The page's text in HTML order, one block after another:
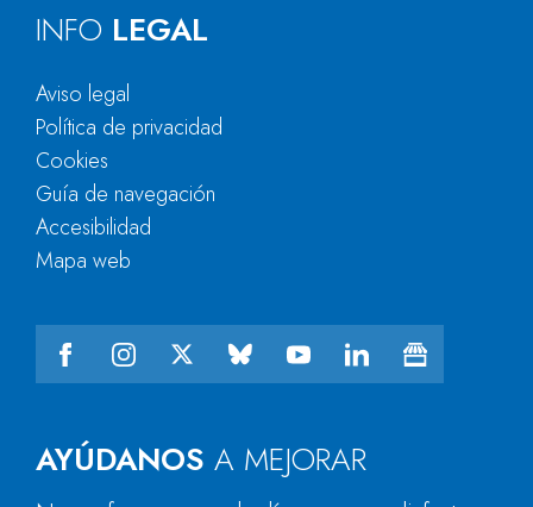
AYÚDANOS A MEJORAR
INFO LEGAL
Aviso legal
Política de privacidad
Cookies
Guía de navegación
Accesibilidad
Mapa web